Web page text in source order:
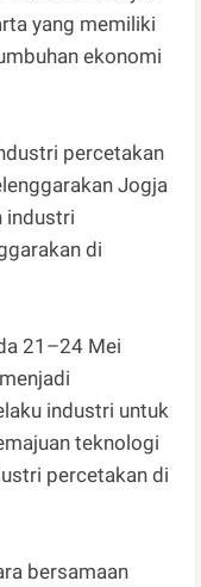
yang memiliki
ekonomi
percetakan
Jogja
industri
di
21–24 Mei
industri untuk
teknologi
percetakan di
bersamaan